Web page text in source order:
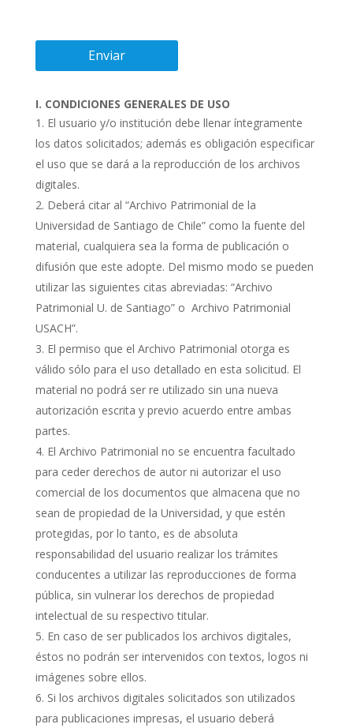
I. CONDICIONES GENERALES DE USO
El usuario y/o institución debe llenar íntegramente
los datos solicitados; además es obligación especificar
el uso que se dará a la reproducción de los archivos
digitales.
Deberá citar al “Archivo Patrimonial de la
Universidad de Santiago de Chile” como la fuente del
material, cualquiera sea la forma de publicación o
difusión que este adopte. Del mismo modo se pueden
utilizar las siguientes citas abreviadas: “Archivo
Patrimonial U. de Santiago” o Archivo Patrimonial
USACH”.
El permiso que el Archivo Patrimonial otorga es
válido sólo para el uso detallado en esta solicitud. El
material no podrá ser re utilizado sin una nueva
autorización escrita y previo acuerdo entre ambas
partes.
El Archivo Patrimonial no se encuentra facultado
para ceder derechos de autor ni autorizar el uso
comercial de los documentos que almacena que no
sean de propiedad de la Universidad, y que estén
protegidas, por lo tanto, es de absoluta
responsabilidad del usuario realizar los trámites
conducentes a utilizar las reproducciones de forma
pública, sin vulnerar los derechos de propiedad
intelectual de su respectivo titular.
En caso de ser publicados los archivos digitales,
éstos no podrán ser intervenidos con textos, logos ni
imágenes sobre ellos.
Si los archivos digitales solicitados son utilizados
para publicaciones impresas, el usuario deberá